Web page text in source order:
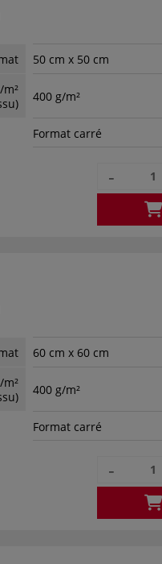
50 cm x 50 cm
400 g/m²
Format carré
-
60 cm x 60 cm
400 g/m²
Format carré
-